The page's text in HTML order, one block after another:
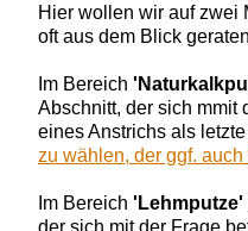
Hier wollen wir auf zwei
oft aus dem Blick
Im Bereich
Abschnitt, der sich mmit
eines Anstrichs als
zu wählen, der ggf. auch
Im Bereich 'Lehmputze'
der sich mit der Frage